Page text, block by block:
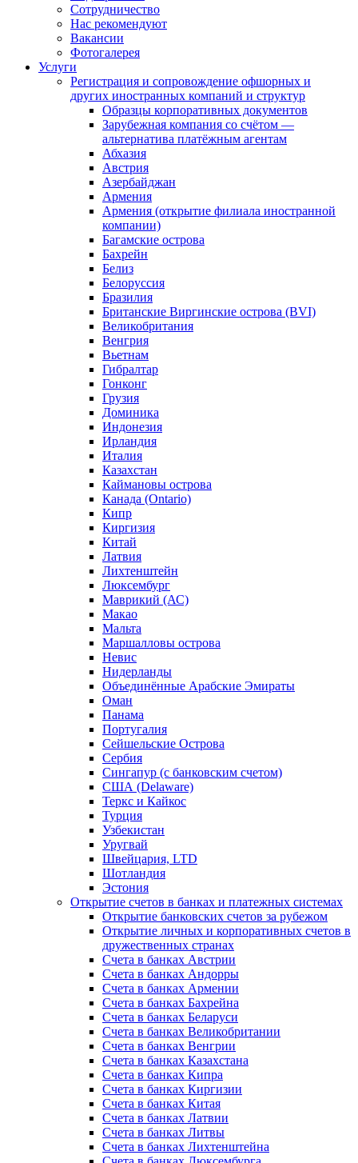
Сотрудничество
Нас рекомендуют
Вакансии
Фотогалерея
Услуги
Регистрация и сопровождение офшорных и
других иностранных компаний и структур
Образцы корпоративных документов
Зарубежная компания со счётом —
альтернатива платёжным агентам
Абхазия
Австрия
Азербайджан
Армения
Армения (открытие филиала иностранной
компании)
Багамские острова
Бахрейн
Белиз
Белоруссия
Бразилия
Британские Виргинские острова (BVI)
Великобритания
Венгрия
Вьетнам
Гибралтар
Гонконг
Грузия
Доминика
Индонезия
Ирландия
Италия
Казахстан
Каймановы острова
Канада (Ontario)
Кипр
Киргизия
Китай
Латвия
Лихтенштейн
Люксембург
Маврикий (АС)
Макао
Мальта
Маршалловы острова
Нeвис
Нидерланды
Объединённые Арабские Эмираты
Оман
Панама
Португалия
Сейшельские Острова
Сербия
Сингапур (c банковским счетом)
США (Delaware)
Теркс и Кайкос
Турция
Узбекистан
Уругвай
Швейцария, LTD
Шотландия
Эстония
Открытие счетов в банках и платежных системах
Открытие банковских счетов за рубежом
Открытие личных и корпоративных счетов в
дружественных странах
Счета в банках Австрии
Счета в банках Андорры
Счета в банках Армении
Счета в банках Бахрейна
Счета в банках Беларуси
Счета в банках Великобритании
Счета в банках Венгрии
Счета в банках Казахстана
Счета в банках Кипра
Счета в банках Киргизии
Счета в банках Китая
Счета в банках Латвии
Счета в банках Литвы
Счета в банках Лихтенштейна